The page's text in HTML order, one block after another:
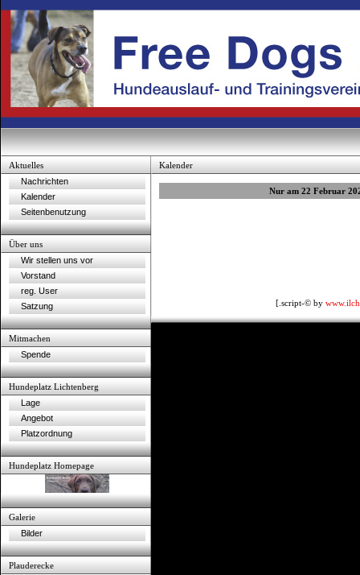
Aktuelles
Nachrichten
Kalender
Seitenbenutzung
Über uns
Wir stellen uns vor
Vorstand
reg. User
Satzung
Mitmachen
Spende
Hundeplatz Lichtenberg
Lage
Angebot
Platzordnung
Hundeplatz Homepage
Galerie
Bilder
Plauderecke
Kalender
Nur am 22 Februar
[.script-© by